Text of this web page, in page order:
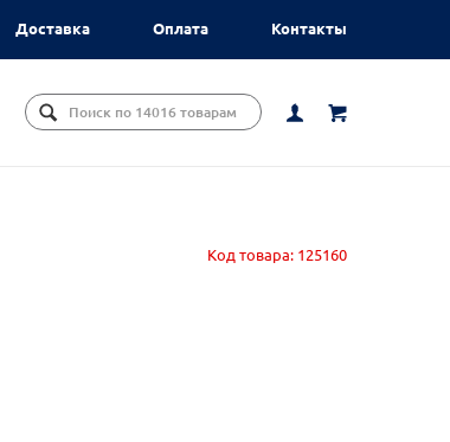
Доставка Оплата Контакты
Код товара: 125160